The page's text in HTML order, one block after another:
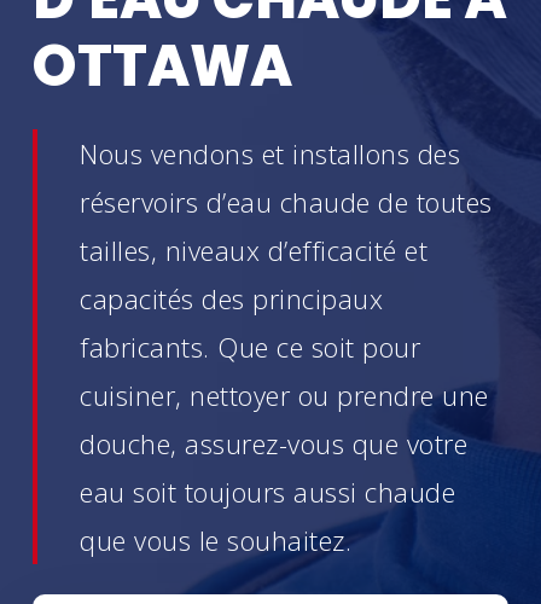
OTTAWA
Nous vendons et installons des
réservoirs d’eau chaude de toutes
tailles, niveaux d’efficacité et
capacités des principaux
fabricants. Que ce soit pour
cuisiner, nettoyer ou prendre une
douche, assurez-vous que votre
eau soit toujours aussi chaude
que vous le souhaitez.